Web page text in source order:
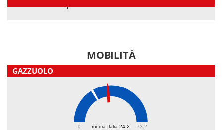
MOBILITÀ
GAZZUOLO
media Italia 24.2
0 73.2